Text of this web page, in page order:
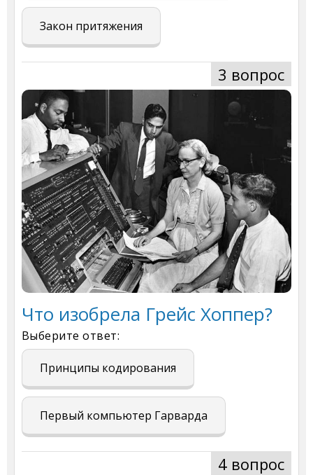
Закон притяжения
3 вопрос
Что изобрела Грейс Хоппер?
Выберите ответ:
Принципы кодирования
Первый компьютер Гарварда
4 вопрос